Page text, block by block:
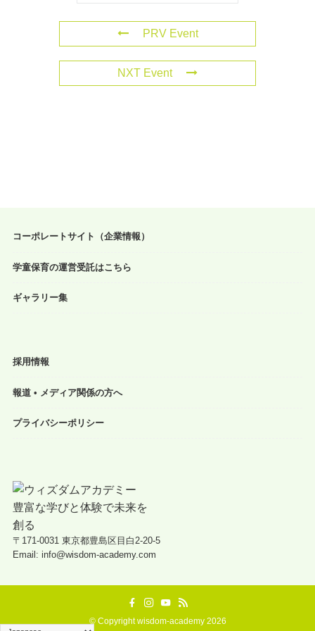
PRV Event
NXT Event
コーポレートサイト（企業情報）
学童保育の運営受託はこちら
ギャラリー集
採用情報
報道 • メディア関係の方へ
プライバシーポリシー
〒171-0031 東京都豊島区目白2-20-5
Email: info@wisdom-academy.com
©Copyright wisdom-academy 2026